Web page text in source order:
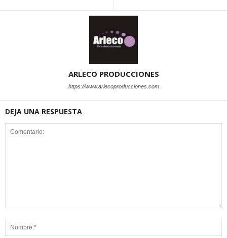
ARLECO PRODUCCIONES
https://www.arlecoproducciones.com
DEJA UNA RESPUESTA